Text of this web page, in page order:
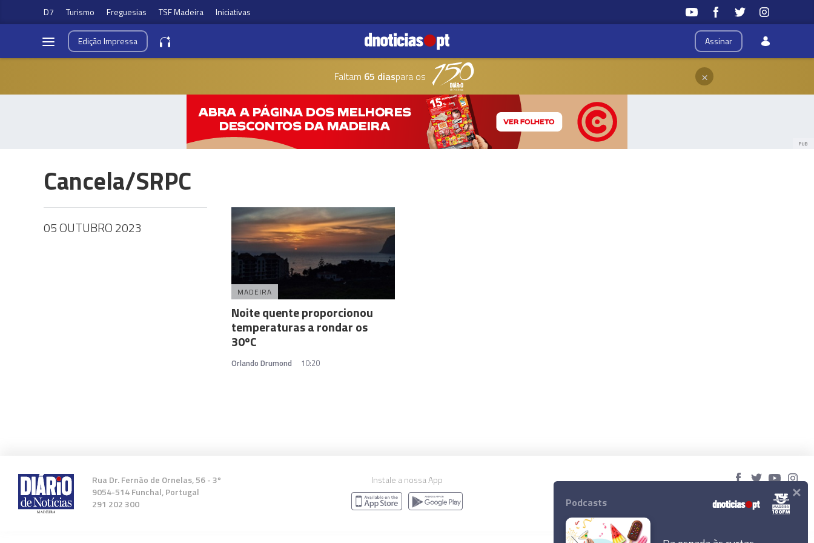
D7 Turismo Freguesias TSF Madeira Iniciativas
Assinar
EdiçãoImpressa
Faltam 65 diaspara os ×
PUB
Cancela/SRPC
05 OUTUBRO 2023
MADEIRA
Noite quente proporcionou
temperaturas a rondar os
30ºC
Orlando Drumond 10:20
Rua Dr. Fernão de Ornelas, 56 - 3º
9054-514 Funchal, Portugal
291 202 300
Instale a nossa App
© 2023 Empresa Diário de Notícias, Lda.
Todos os direitos reservados.
Podcasts ×